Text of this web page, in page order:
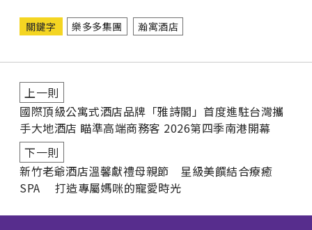
關鍵字 樂多多集團 瀚寓酒店
上一則
國際頂級公寓式酒店品牌「雅詩閣」首度進駐台灣攜
手大地酒店 瞄準高端商務客 2026第四季南港開幕
下一則
新竹老爺酒店溫馨獻禮母親節 星級美饌結合療癒
SPA 打造專屬媽咪的寵愛時光